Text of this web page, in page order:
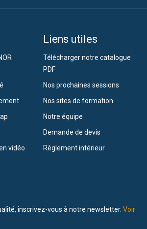
vidéo
Liens utiles
Télécharger notre catalogue
PDF
Nos prochaines sessions
Nos sites de formation
Notre équipe
Demande de devis
Règlement intérieur
inscrivez-vous à notre newsletter. Voir